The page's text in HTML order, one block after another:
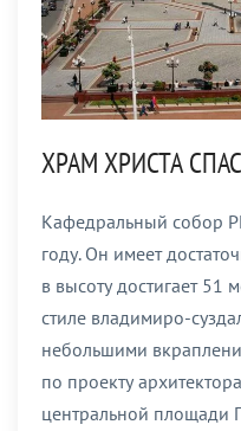
ХРАМ ХРИСТА
Кафедральный собор
году. Он имеет
в высоту достигает 51
стиле владимиро-
небольшими
по проекту
центральной площади